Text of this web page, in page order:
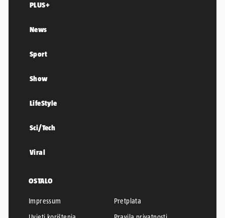
PLUS+
News
Sport
Show
LifeStyle
Sci/Tech
Viral
OSTALO
Impressum
Pretplata